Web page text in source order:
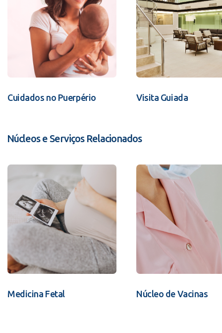
Cuidados no Puerpério Visita Guiada
Núcleos e Serviços Relacionados
Medicina Fetal Núcleo de Vacinas